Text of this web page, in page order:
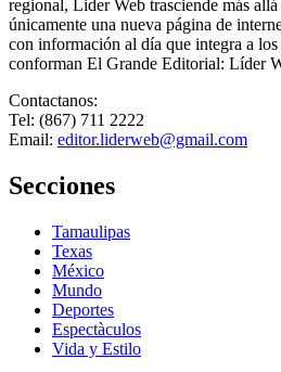
regional, Lider Web trasciende más
únicamente una nueva página de
con información al día que integra a
conforman El Grande Editorial: Líder
Contactanos:
Tel: (867) 711 2222
Email: editor.liderweb@gmail.com
Secciones
Tamaulipas
Texas
México
Mundo
Deportes
Espectàculos
Vida y Estilo